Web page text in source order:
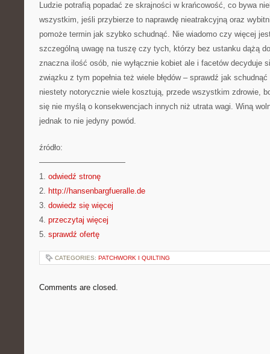
Ludzie potrafią popadać ze skrajności w krańcowość, co bywa
wszystkim, jeśli przybierze to naprawdę nieatrakcyjną oraz
pomoże termin jak szybko schudnąć. Nie wiadomo czy więcej
szczególną uwagę na tuszę czy tych, którzy bez ustanku dążą
znaczna ilość osób, nie wyłącznie kobiet ale i facetów decyduje
związku z tym popełnia też wiele błędów – sprawdź jak
niestety notorycznie wiele kosztują, przede wszystkim zdrowie,
się nie myślą o konsekwencjach innych niż utrata wagi. Winą
jednak to nie jedyny powód.
źródło:
———————————
1. odwiedź stronę
2. http://hansenbargfueralle.de
3. dowiedz się więcej
4. przeczytaj więcej
5. sprawdź ofertę
CATEGORIES: PATCHWORK I QUILTING
Comments are closed.